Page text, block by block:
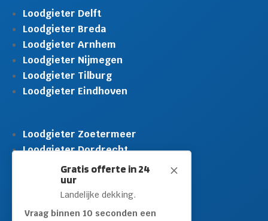
M
Gratis offerte in 24
uur
Landelijke dekking.
Vraag binnen 10 seconden een
Loodgieter Delft
Loodgieter Breda
Loodgieter Arnhem
Loodgieter Nijmegen
Loodgieter Tilburg
Loodgieter Eindhoven
Loodgieter Zoetermeer
Loodgieter Dordrecht
Loodgieter Rijswijk
Loodgieter Schiedam
Loodgieter Leidschendam
Loodgieter Hilversum